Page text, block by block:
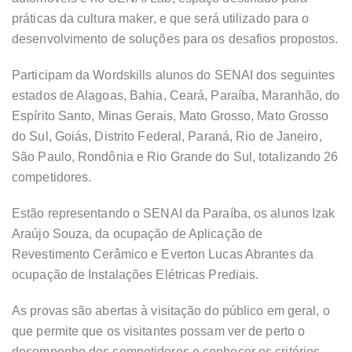
práticas da cultura maker, e que será utilizado para o
desenvolvimento de soluções para os desafios propostos.
Participam da Wordskills alunos do SENAI dos seguintes
estados de Alagoas, Bahia, Ceará, Paraíba, Maranhão, do
Espírito Santo, Minas Gerais, Mato Grosso, Mato Grosso
do Sul, Goiás, Distrito Federal, Paraná, Rio de Janeiro,
São Paulo, Rondônia e Rio Grande do Sul, totalizando 26
competidores.
Estão representando o SENAI da Paraíba, os alunos Izak
Araújo Souza, da ocupação de Aplicação de
Revestimento Cerâmico e Everton Lucas Abrantes da
ocupação de Instalações Elétricas Prediais.
As provas são abertas à visitação do público em geral, o
que permite que os visitantes possam ver de perto o